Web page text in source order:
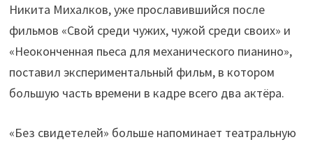
Никита Михалков, уже прославившийся после
фильмов «Свой среди чужих, чужой среди своих» и
«Неоконченная пьеса для механического пианино»,
поставил экспериментальный фильм, в котором
большую часть времени в кадре всего два актёра.
«Без свидетелей» больше напоминает театральную